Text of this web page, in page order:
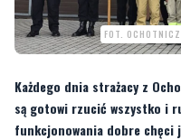
Każdego dnia strażacy z
są gotowi rzucić wszystko i
na działalność
Bez względu na porę dnia, pogodę
do wypadku albo trzeba pomóc w